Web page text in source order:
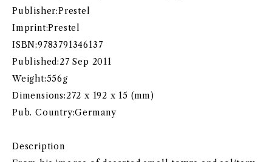
Publisher:Prestel
Imprint:Prestel
ISBN:9783791346137
Published:27 Sep 2011
Weight:556g
Dimensions:272 x 192 x 15 (mm)
Pub. Country:Germany
Description